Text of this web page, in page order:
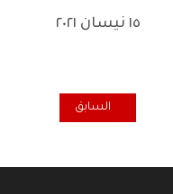
١٥ نيسان ٢٠٢١
المقال السابق: حنين لاجئ
السابق